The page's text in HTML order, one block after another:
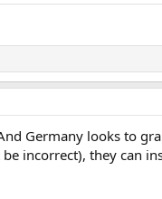
Germany looks to
incorrect), they can